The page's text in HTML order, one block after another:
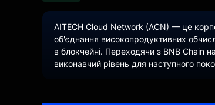
AITECH Cloud Network (ACN) — це
об'єднання високопродуктивних
в блокчейні. Переходячи з BNB Chain
виконавчий рівень для наступного